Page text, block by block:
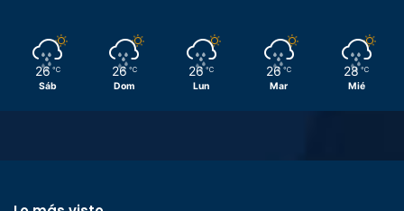
26 ℃
Sáb
26 ℃
Dom
26 ℃
Lun
26 ℃
Mar
28 ℃
Mié